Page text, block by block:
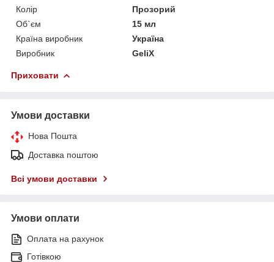
Колір
Прозорий
Об`єм
15 мл
Країна виробник
Україна
Виробник
GeliX
Приховати
Умови доставки
Нова Пошта
Доставка поштою
Всі умови доставки
Умови оплати
Оплата на рахунок
Готівкою